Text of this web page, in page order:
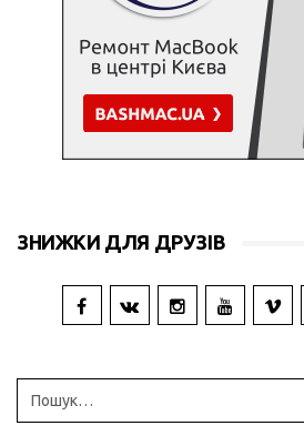
ЗНИЖКИ ДЛЯ ДРУЗІВ